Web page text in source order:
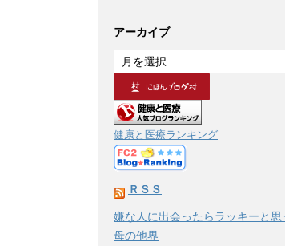
アーカイブ
ー
カ
イ
ブ
健康と医療ランキング
ＲＳＳ
嫌な人に出会ったらラッキーと思
母の他界